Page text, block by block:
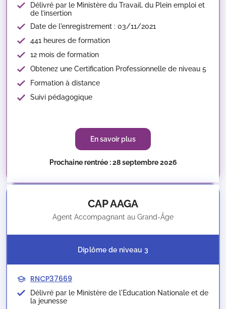
Délivré par le Ministère du Travail, du Plein emploi et
de l’insertion
Date de l'enregistrement : 03/11/2021
441 heures de formation
12 mois de formation
Obtenez une Certification Professionnelle de niveau 5
Formation à distance
Suivi pédagogique
En savoir plus
Prochaine rentrée : 28 septembre 2026
CAP AAGA
Agent Accompagnant au Grand-Âge
Diplôme de niveau 3
RNCP37669
Délivré par le Ministère de l'Education Nationale et de
la jeunesse​